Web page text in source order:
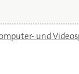
und